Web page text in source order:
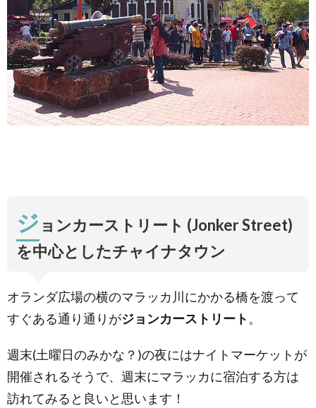
ジ ョンカーストリート (Jonker Street)
を中心としたチャイナタウン
オランダ広場の横のマラッカ川にかかる橋を渡って
すぐある通り通りがジョンカーストリート 。
週末(土曜日のみかな？)の夜にはナイトマーケットが
開催されるそうで、週末にマラッカに宿泊する方は
訪れてみると良いと思います！